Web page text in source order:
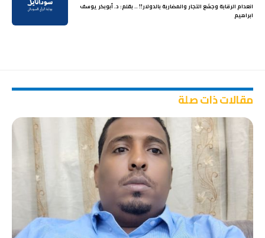
انعدام الرقابة وجشع التجار والمضاربة بالدولار!! .. بقلم: د. أبوبكر يوسف
ابراهيم
مقالات ذات صلة